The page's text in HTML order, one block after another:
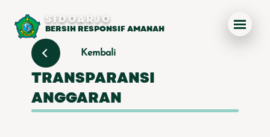
SIDOARJO
BERSIH RESPONSIF AMANAH
Kembali
TRANSPARANSI
ANGGARAN